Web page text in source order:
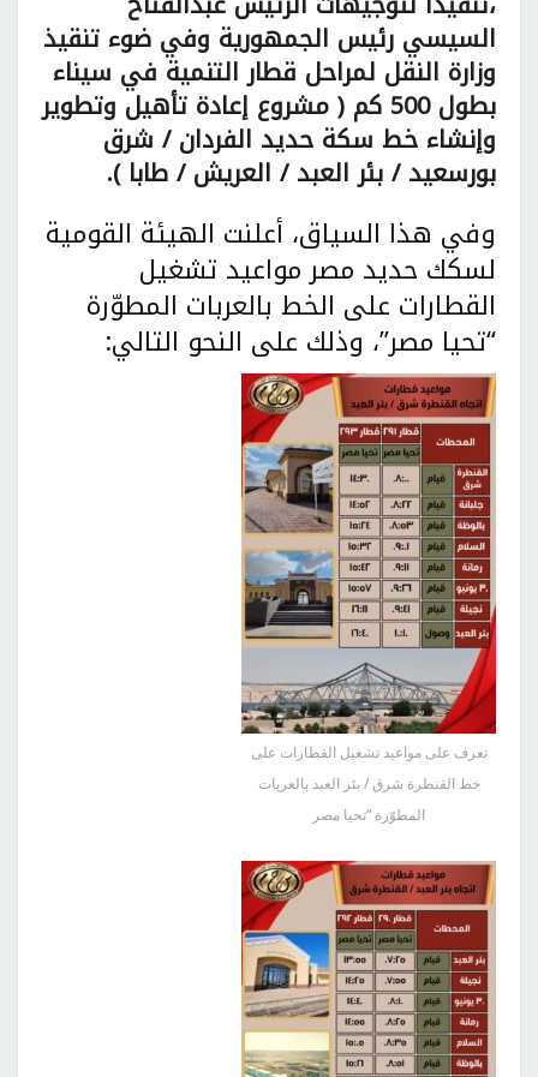
السيسي رئيس الجمهورية وفي ضوء تنقيذ
وزارة النقل لمراحل قطار التنمية في سيناء
بطول 500 كم ( مشروع إعادة تأهيل وتطوير
وإنشاء خط سكة حديد الفردان / شرق
بورسعيد / بئر العبد / العريش / طابا ).
وفي هذا السياق، أعلنت الهيئة القومية
لسكك حديد مصر مواعيد تشغيل
القطارات على الخط بالعربات المطوّرة
“تحيا مصر”، وذلك على النحو التالي:
تعرف على مواعيد تشغيل القطارات على
خط القنطرة شرق / بئر العبد بالعربات
المطوّرة “تحيا مصر